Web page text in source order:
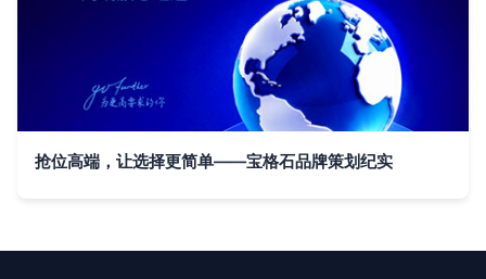
抢位高端，让选择更简单——宝格石品牌策划纪实